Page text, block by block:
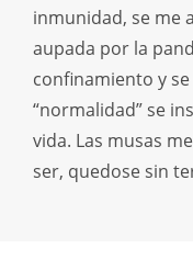
inmunidad, se me
aupada por la
confinamiento y
“normalidad” se
vida. Las musas
ser, quedose sin